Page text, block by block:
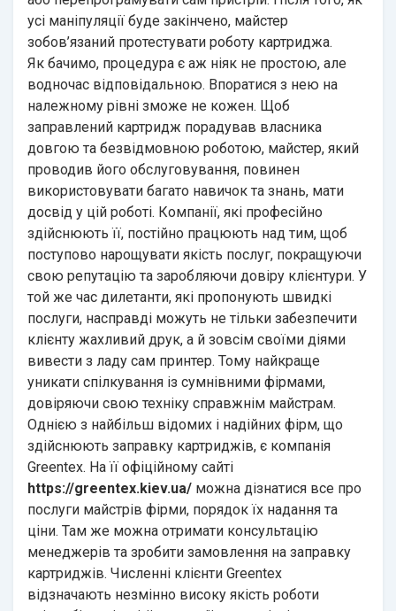
усі маніпуляції буде закінчено, майстер
зобов’язаний протестувати роботу картриджа.
Як бачимо, процедура є аж ніяк не простою, але
водночас відповідальною. Впоратися з нею на
належному рівні зможе не кожен. Щоб
заправлений картридж порадував власника
довгою та безвідмовною роботою, майстер, який
проводив його обслуговування, повинен
використовувати багато навичок та знань, мати
досвід у цій роботі. Компанії, які професійно
здійснюють її, постійно працюють над тим, щоб
поступово нарощувати якість послуг, покращуючи
свою репутацію та заробляючи довіру клієнтури. У
той же час дилетанти, які пропонують швидкі
послуги, насправді можуть не тільки забезпечити
клієнту жахливий друк, а й зовсім своїми діями
вивести з ладу сам принтер. Тому найкраще
уникати спілкування із сумнівними фірмами,
довіряючи свою техніку справжнім майстрам.
Однією з найбільш відомих і надійних фірм, що
здійснюють заправку картриджів, є компанія
Greentex. На її офіційному сайті
https://greentex.kiev.ua/ можна дізнатися все про
послуги майстрів фірми, порядок їх надання та
ціни. Там же можна отримати консультацію
менеджерів та зробити замовлення на заправку
картриджів. Численні клієнти Greentex
відзначають незмінно високу якість роботи